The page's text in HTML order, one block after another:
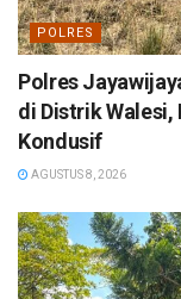
POLRES
Polres
di Distrik Walesi,
Kondusif
AGUSTUS 8, 2026